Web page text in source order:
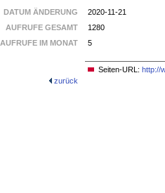
DATUM ÄNDERUNG
2020-11-21
AUFRUFE GESAMT
1280
AUFRUFE IM MONAT
5
Seiten-URL: http://
zurück